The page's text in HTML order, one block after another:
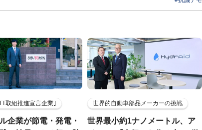
取組推進宣言企業｣
企業が節電・発電・
世界的自動車部品メーカーの挑戦
世界最小約1ナノメートル、ア